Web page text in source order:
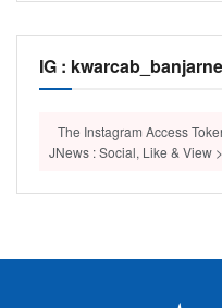
IG :
The Instagram Access
JNews : Social, Like & View